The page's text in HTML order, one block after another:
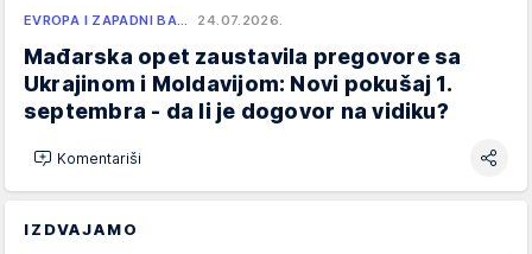
EVROPA I ZAPADNI BA… 24.07.2026.
Mađarska opet zaustavila pregovore sa
Ukrajinom i Moldavijom: Novi pokušaj 1.
septembra - da li je dogovor na vidiku?
Komentariši
IZDVAJAMO